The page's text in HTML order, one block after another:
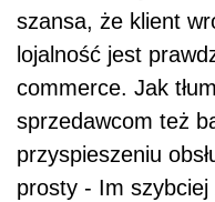
szansa, że klient
lojalność jest
commerce. Jak
sprzedawcom też
przyspieszeniu
prosty - Im